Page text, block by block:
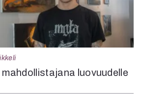
luovuudelle